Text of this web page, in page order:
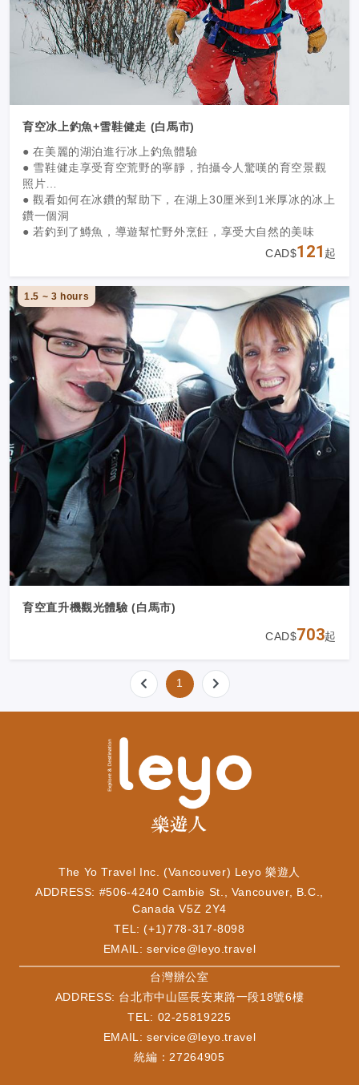
育空冰上釣魚+雪鞋健走 (白馬市)
● 在美麗的湖泊進行冰上釣魚體驗
● 雪鞋健走享受育空荒野的寧靜，拍攝令人驚嘆的育空景觀
照片
● 觀看如何在冰鑽的幫助下，在湖上30厘米到1米厚冰的冰上
鑽一個洞
● 若釣到了鱒魚，導遊幫忙野外烹飪，享受大自然的美味
CAD$121 起
1.5 ~ 3 hours
育空直升機觀光體驗 (白馬市)
CAD$703起
1
The Yo Travel Inc. (Vancouver) Leyo 樂遊人
ADDRESS: #506-4240 Cambie St., Vancouver, B.C.,
Canada V5Z 2Y4
TEL: (+1)778-317-8098
EMAIL:service@leyo.travel
​台灣辦公室
ADDRESS: 台北市中山區長安東路一段18號6樓
TEL: 02-25819225
EMAIL:service@leyo.travel
統編：27264905